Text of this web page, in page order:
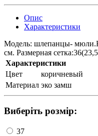
Опис
Характеристики
Модель: шлепанцы-
см. Размерная
Характеристики
Цвет
коричневый
Материал эко замш
Виберіть розмір:
37